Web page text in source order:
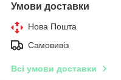
Умови доставки
Нова Пошта
Самовивіз
Всі умови доставки